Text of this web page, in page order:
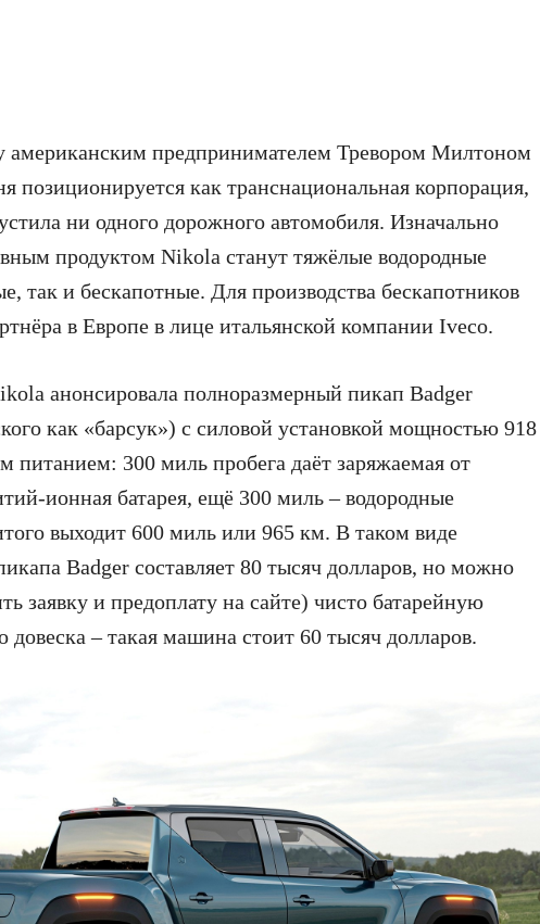
американским предпринимателем Тревором Милтоном
позиционируется как транснациональная корпорация,
ни одного дорожного автомобиля. Изначально
продуктом Nikola станут тяжёлые водородные
так и бескапотные. Для производства бескапотников
в Европе в лице итальянской компании Iveco.
анонсировала полноразмерный пикап Badger
как «барсук») с силовой установкой мощностью 918
питанием: 300 миль пробега даёт заряжаемая от
ионная батарея, ещё 300 миль – водородные
выходит 600 миль или 965 км. В таком виде
Badger составляет 80 тысяч долларов, но можно
заявку и предоплату на сайте) чисто батарейную
довеска – такая машина стоит 60 тысяч долларов.